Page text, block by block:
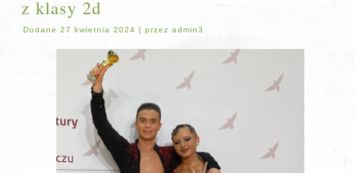
z klasy 2d
Dodane 27 kwietnia 2024 |przez admin3